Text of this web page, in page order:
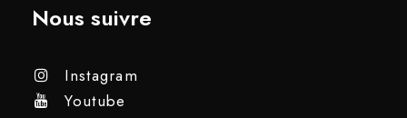
Nous suivre
Instagram
Youtube